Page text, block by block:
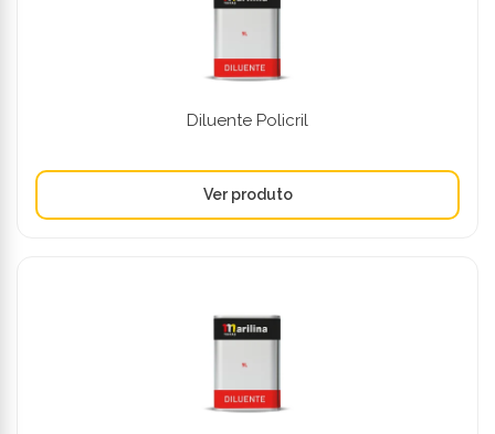
Diluente Policril